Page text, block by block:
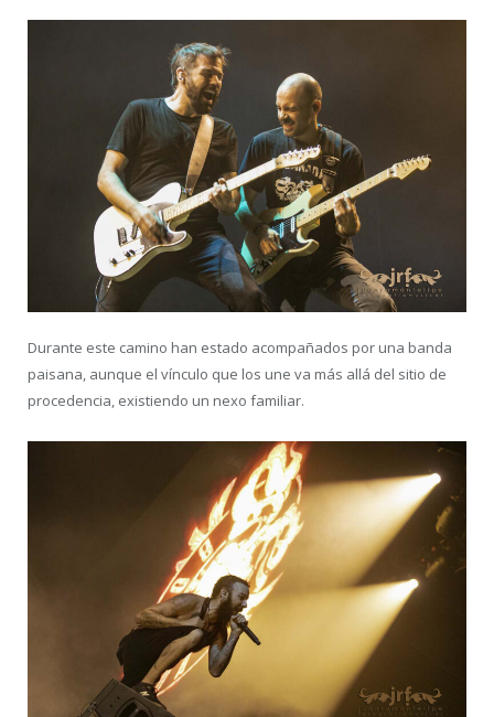
Durante este camino han estado acompañados por una banda
paisana, aunque el vínculo que los une va más allá del sitio de
procedencia, existiendo un nexo familiar.